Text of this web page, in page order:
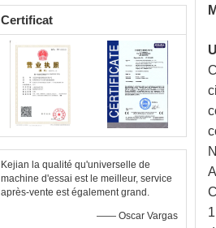
Certificat
Kejian la qualité qu'universelle de
machine d'essai est le meilleur, service
après-vente est également grand.
—— Oscar Vargas